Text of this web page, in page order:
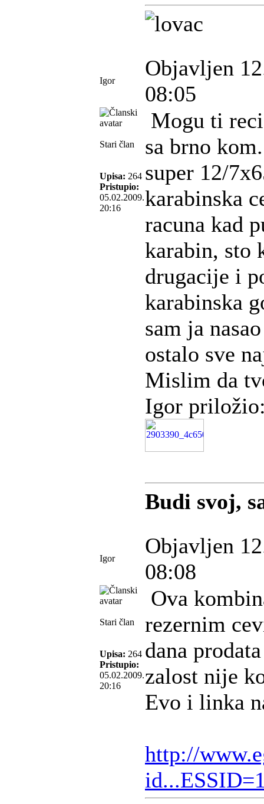
Igor
Objavljen
08:05
Stari član
Upisa: 264
Pristupio:
05.02.2009.
20:16
Mogu ti
sa brno
super 12/
karabinska
racuna kad
karabin, sto
drugacije i
karabinska
sam ja
ostalo sve
Mislim da
Igor
Budi svoj,
Igor
Objavljen
08:08
Stari član
Upisa: 264
Pristupio:
05.02.2009.
20:16
Ova
rezernim
dana
zalost nije
Evo i linka
http://